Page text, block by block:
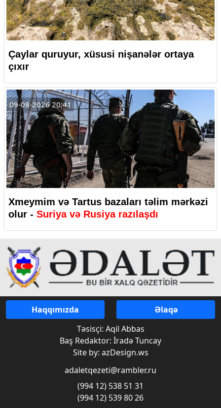
Çaylar quruyur, xüsusi nişanələr ortaya
çıxır
09-08-2026 20:41
Xmeymim və Tartus bazaları təlim mərkəzi
olur - Suriya və Rusiya razılaşdı
Haqqımızda
Əlaqə
Təsisçi: Aqil Abbas
Baş Redaktor: İradə Tuncay
Site by: azDesign.ws
adaletqezeti@rambler.ru
(994 12) 538 51 31
(994 12) 539 80 26